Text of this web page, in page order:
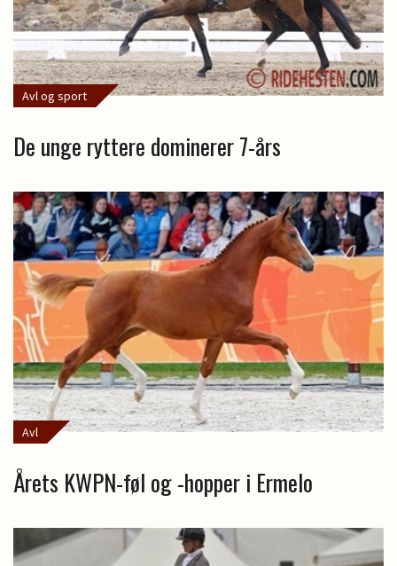
Avl og sport
De unge ryttere dominerer 7-års
Avl
Årets KWPN-føl og -hopper i Ermelo